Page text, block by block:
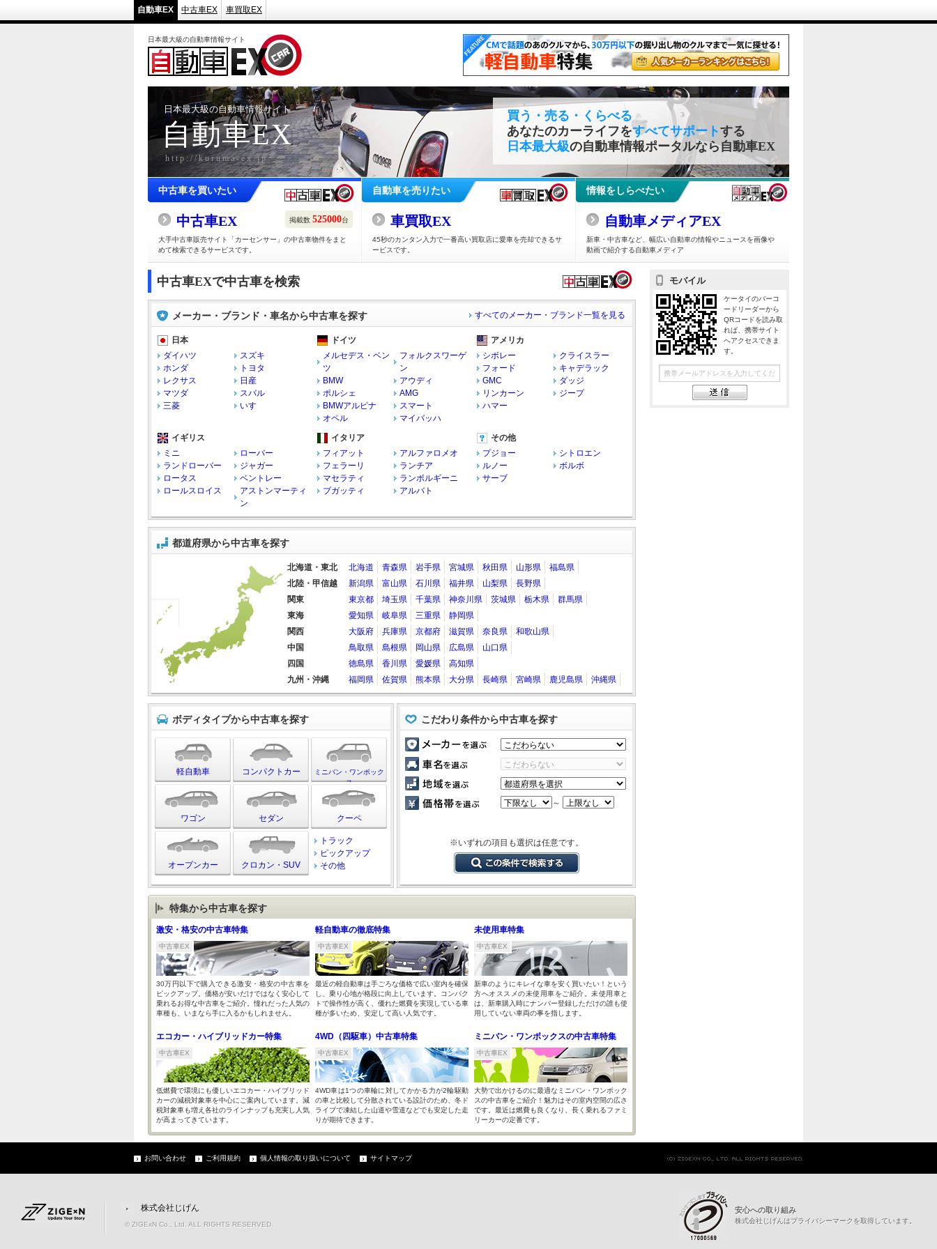
自動車EX 中古車EX 車買取EX
日本最大級の自動車情報サイト
自動車EX
日本最大級の自動車情報サイト
http://kuruma-ex.jp
買う・売る・くらべる
あなたのカーライフをすべてサポートする
日本最大級の自動車情報ポータルなら自動車EX
中古車を買いたい
中古車EX 掲載数 525000台
大手中古車販売サイト「カーセンサー」の中古車物件をまと
めて検索できるサービスです。
自動車を売りたい
車買取EX
45秒のカンタン入力で一番高い買取店に愛車を売却できるサ
ービスです。
情報をしらべたい
自動車メディアEX
新車・中古車など、幅広い自動車の情報やニュースを画像や
動画で紹介する自動車メディア
中古車EXで中古車を検索
メーカー・ブランド・車名から中古車を探す
日本
ダイハツ
スズキ
ホンダ
トヨタ
レクサス
日産
マツダ
スバル
三菱
いすゞ
ドイツ
メルセデス・ベン
ツ
フォルクスワーゲ
ン
BMW
アウディ
ポルシェ
AMG
BMWアルピナ
スマート
オペル
マイバッハ
アメリカ
シボレー
クライスラー
フォード
キャデラック
GMC
ダッジ
リンカーン
ジープ
ハマー
イギリス
ミニ
ローバー
ランドローバー
ジャガー
ロータス
ベントレー
ロールスロイス
アストンマーティ
ン
イタリア
フィアット
アルファロメオ
フェラーリ
ランチア
マセラティ
ランボルギーニ
ブガッティ
アルバト
その他
プジョー
シトロエン
ルノー
ボルボ
サーブ
すべてのメーカー・ブランド一覧を見る
都道府県から中古車を探す
北海道・東北 北海道 青森県 岩手県 宮城県 秋田県 山形県
福島県
北陸・甲信越
新潟県 富山県 石川県 福井県 山梨県
長野県
関東
東京都 埼玉県 千葉県 神奈川県 茨城県 栃木県
群馬県
東海
愛知県 岐阜県 三重県
静岡県
関西
大阪府 兵庫県 京都府 滋賀県 奈良県
和歌山県
中国
鳥取県 島根県 岡山県 広島県
山口県
四国
徳島県 香川県 愛媛県
高知県
九州・沖縄
福岡県 佐賀県 熊本県 大分県 長崎県 宮崎県 鹿児島県 沖縄県
ボディタイプから中古車を探す
軽自動車 コンパクトカー
ミニバン・ワンボック
ス
ワゴン セダン クーペ
オープンカー クロカン・SUV
トラック
ピックアップ
その他
こだわり条件から中古車を探す
～
※いずれの項目も選択は任意です。
特集から中古車を探す
激安・格安の中古車特集
中古車EX
30万円以下で購入できる激安・格安の中古車を
ピックアップ。価格が安いだけではなく安心して
乗れるお得な中古車をご紹介。憧れだった人気の
車種も、いまなら手に入るかもしれません。
軽自動車の徹底特集
中古車EX
最近の軽自動車は手ごろな価格で広い室内を確保
し、乗り心地が格段に向上しています。コンパク
トで操作性が高く、優れた燃費を実現している車
種が多いため、安定して高い人気です。
未使用車特集
中古車EX
新車のようにキレイな車を安く買いたい！という
方へオススメの未使用車をご紹介。未使用車と
は、新車購入時にナンバー登録しただけの誰も使
用していない車両の事を指します。
エコカー・ハイブリッドカー特集
中古車EX
低燃費で環境にも優しいエコカー・ハイブリッド
カーの減税対象車を中心にご案内しています。減
税対象車も増え各社のラインナップも充実し人気
が高まってきています。
4WD（四駆車）中古車特集
中古車EX
4WD車は1つの車輪に対してかかる力が2輪駆動
の車と比較して分散されている設計のため、冬ド
ライブで凍結した山道や雪道などでも安定した走
りが期待できます。
ミニバン・ワンボックスの中古車特集
中古車EX
大勢で出かけるのに最適なミニバン・ワンボック
スの中古車をご紹介！魅力はその室内空間の広さ
です。最近は燃費も良くなり、長く乗れるファミ
リーカーの定番です。
モバイル
ケータイのバーコ
ードリーダーから
QRコードを読み取
れば、携帯サイト
へアクセスできま
す。
お問い合わせ ご利用規約 個人情報の取り扱いについて サイトマップ
株式会社じげん
© ZIGExN Co., Ltd. ALL RIGHTS RESERVED.
安心への取り組み
株式会社じげんはプライバシーマークを取得しています。